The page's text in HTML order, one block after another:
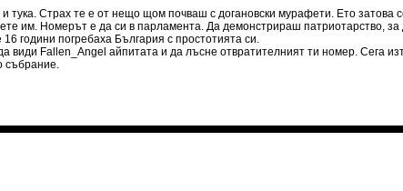
тука. Страх те е от нещо щом почваш с догановски мурафети. Ето затова
им. Номерът е да си в парламента. Да демонстрираш патриотарство, за
години погребаха България с простотията си.
види Fallen_Angel айпитата и да лъсне отвратителният ти номер. Сега
събрание.